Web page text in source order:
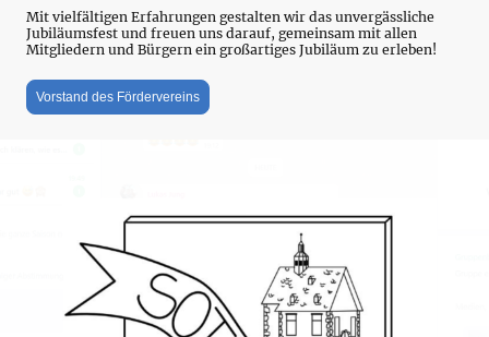
Mit vielfältigen Erfahrungen gestalten wir das unvergässliche
Jubiläumsfest und freuen uns darauf, gemeinsam mit allen
Mitgliedern und Bürgern ein großartiges Jubiläum zu erleben!
Vorstand des Fördervereins